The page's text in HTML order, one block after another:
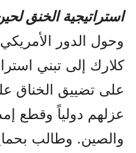
استراتيجية الخنق
وحول الدور
كلارك إلى تبني
على تضييق الخناق
عزلهم دولياً وقطع
والصين. وطالب